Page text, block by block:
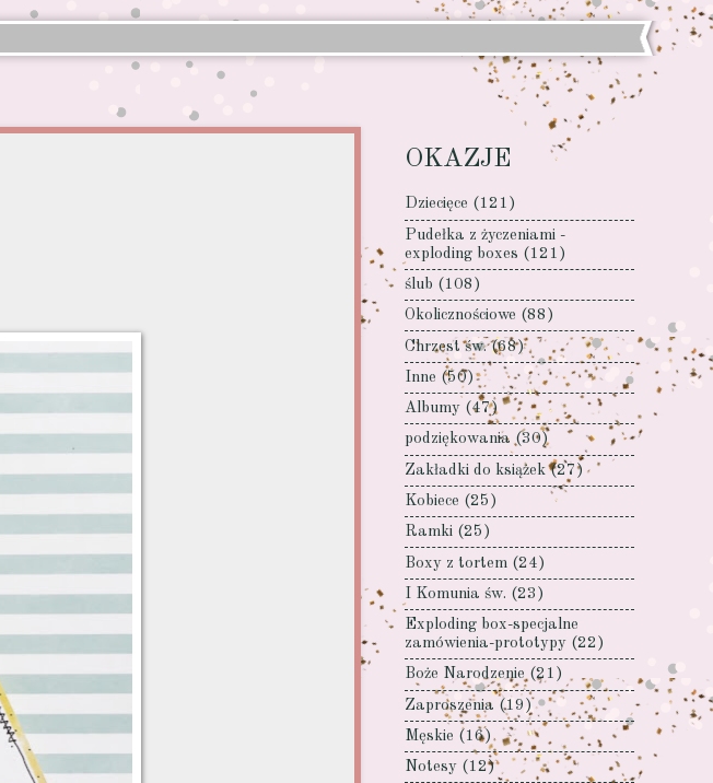
OKAZJE
Dziecięce (121)
Pudełka z życzeniami -
exploding boxes (121)
ślub (108)
Okolicznościowe (88)
Chrzest św. (68)
Inne (50)
Albumy (47)
podziękowania (30)
Zakładki do książek (27)
Kobiece (25)
Ramki (25)
Boxy z tortem (24)
I Komunia św. (23)
Exploding box-specjalne
zamówienia-prototypy (22)
Boże Narodzenie (21)
Zaproszenia (19)
Męskie (16)
Notesy (12)